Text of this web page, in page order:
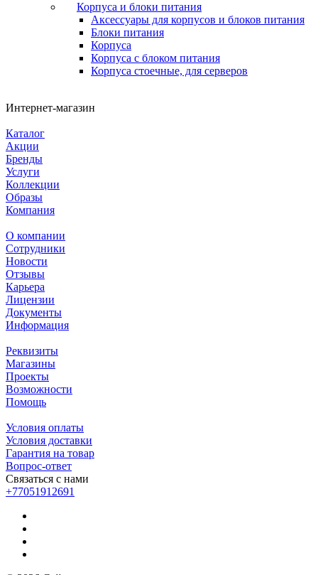
Корпуса и блоки питания
Аксессуары для корпусов и блоков питания
Блоки питания
Корпуса
Корпуса с блоком питания
Корпуса стоечные, для серверов
Интернет-магазин
Каталог
Акции
Бренды
Услуги
Коллекции
Образы
Компания
О компании
Сотрудники
Новости
Отзывы
Карьера
Лицензии
Документы
Информация
Реквизиты
Магазины
Проекты
Возможности
Помощь
Условия оплаты
Условия доставки
Гарантия на товар
Вопрос-ответ
Связаться с нами
+77051912691